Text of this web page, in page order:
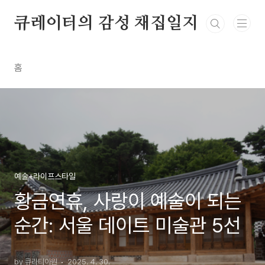
큐레이터의 감성 채집일지
홈
예술+라이프스타일
황금연휴, 사랑이 예술이 되는
순간: 서울 데이트 미술관 5선
by 큐라티아원 2025. 4. 30.